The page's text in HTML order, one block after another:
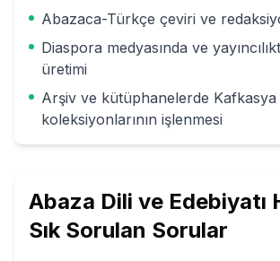
Abazaca-Türkçe çeviri ve
Diaspora medyasında ve
üretimi
Arşiv ve kütüphanelerde Kafkasya
koleksiyonlarının işlenmesi
Abaza Dili ve Edebiyatı
Sık Sorulan Sorular